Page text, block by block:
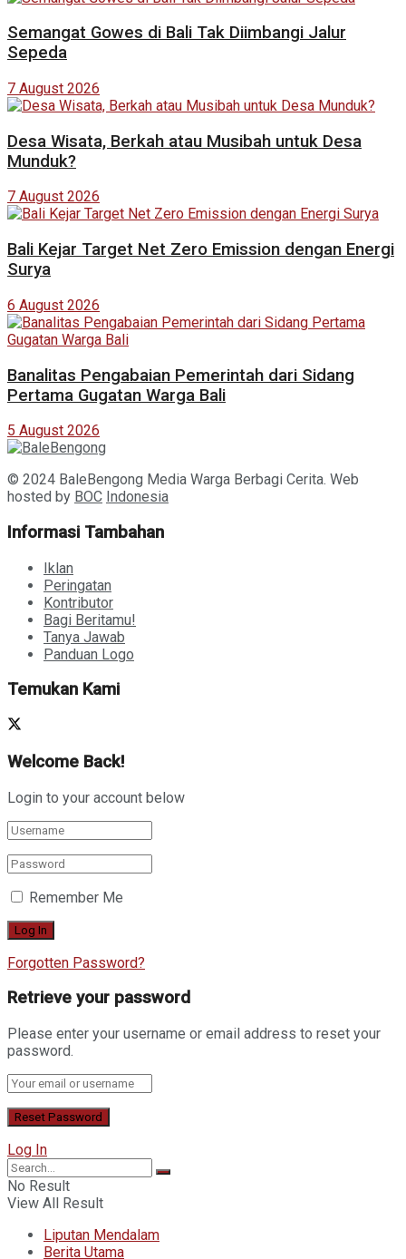
Semangat Gowes di Bali Tak Diimbangi Jalur
Sepeda
7 August 2026
Desa Wisata, Berkah atau Musibah untuk Desa
Munduk?
7 August 2026
Bali Kejar Target Net Zero Emission dengan Energi
Surya
6 August 2026
Banalitas Pengabaian Pemerintah dari Sidang
Pertama Gugatan Warga Bali
5 August 2026
© 2024 BaleBengong Media Warga Berbagi Cerita. Web
hosted by BOC Indonesia
Informasi Tambahan
Iklan
Peringatan
Kontributor
Bagi Beritamu!
Tanya Jawab
Panduan Logo
Temukan Kami
Welcome Back!
Login to your account below
Remember Me
Forgotten Password?
Retrieve your password
Please enter your username or email address to reset your
password.
Log In
No Result
View All Result
Liputan Mendalam
Berita Utama